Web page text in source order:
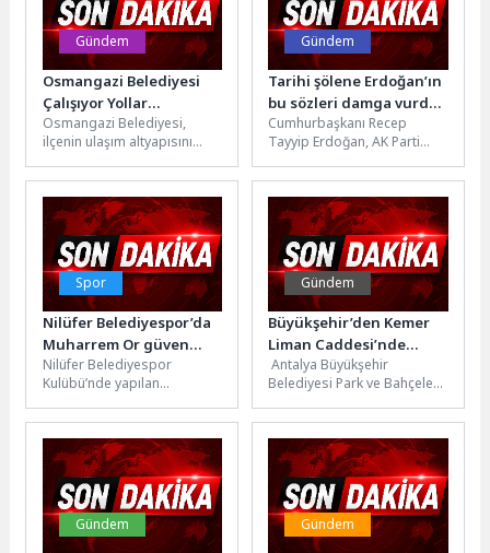
Gündem
Osmangazi Belediyesi
Çalışıyor Yollar
Güzelleşiyor
Osmangazi Belediyesi,
ilçenin ulaşım altyapısını
vatandaşların daha konforlu
bir şekilde seyahat
edebilmesini sağlamak...
Gündem
Tarihi şölene Erdoğan’ın
bu sözleri damga vurdu:
“Gençliğin Başkenti
Kocaeli!”
Cumhurbaşkanı Recep
Tayyip Erdoğan, AK Parti
tarafından düzenlenen ve 81
ilden...
Spor
Nilüfer Belediyespor’da
Muharrem Or güven
tazeledi
Nilüfer Belediyespor
Kulübü’nde yapılan
Muharrem Or yeniden
başkanlığa seçildi. Yönetim
kurulundaki üye sayısı...
Gündem
Büyükşehir’den Kemer
Liman Caddesi’nde
bakım onarım çalışması
Antalya Büyükşehir
Belediyesi Park ve Bahçeler
Caddesi’nde kapsamlı
bakım ve yenileme
çalışması...
Gündem Gündem